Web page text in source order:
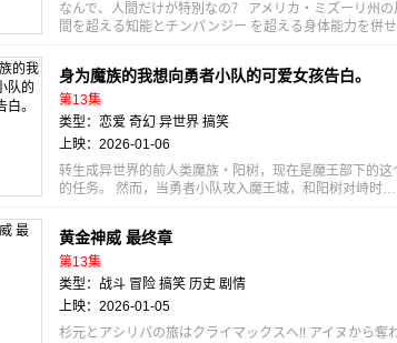
なんで、人間だけが特別なの？ アメリカ・ミズーリ州
間を超える知能とチンパンジー を超える身体能力を併
「ヒューマンジー」。 15歳になったチャーリーは、人
もつかの間、チャーリーはその出自の特異性ゆえに、「
け狙われることに！ チャーリーは家族やルーシーを守
「テロ」「差別」「人権」「炎上」……ヒトが抱える問
ーシーとともに対峙する。 ヒューマン＆ノン・ヒュー
身为魔族的我想向勇者小队的可爱女孩告白。
第13集
类型：恋爱 奇幻 异世界 搞笑
上映：2026-01-06
转生成异世界的前人类魔族・阳树，现在是魔王部下的这
的任务。 然而，当勇者小队攻入魔王城，和阳树对峙
常意外地，他对勇者小队里的僧侣・赛西莉亚一见钟情
纯情又有点中二的「奇幻」恋爱故事！ [简介原文] 異世界
王の部下という中途半端なポジションで、勇者たちを倒
め入る勇者パーティーと対峙したヨウキは……。 「....や
か、勇者パーティーの僧侶・セシリアに一目惚れして
う全てが可愛い！天使すぎる！ そうして告白を決意し
異世界一ピュアでちょっと厨二な、”ラブコメ”ファンタ
黄金神威 最终章
第13集
类型：战斗 冒险 搞笑 历史 剧情
上映：2026-01-05
杉元とアシリパの旅はクライマックスへ!! アイヌから奪